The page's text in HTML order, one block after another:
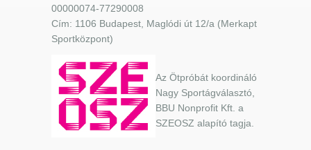
00000074-77290008
Cím: 1106 Budapest, Maglódi út 12/a (Merkapt
Sportközpont)
Az Ötpróbát koordináló
Nagy Sportágválasztó,
BBU Nonprofit Kft. a
SZEOSZ alapító tagja.